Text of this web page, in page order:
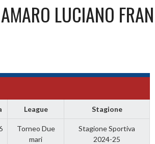
AMARO LUCIANO
League Stagione
Torneo Due
mari
Stagione Sportiva
2024-25